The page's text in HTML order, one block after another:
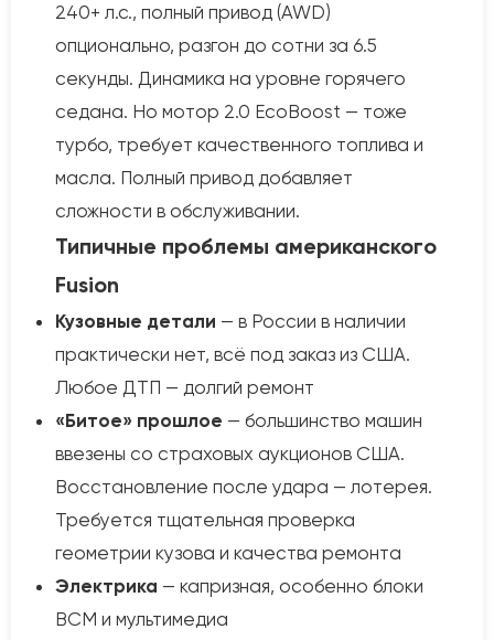
240+ л.с., полный привод (AWD)
опционально, разгон до сотни за 6.5
секунды. Динамика на уровне горячего
седана. Но мотор 2.0 EcoBoost — тоже
турбо, требует качественного топлива и
масла. Полный привод добавляет
сложности в обслуживании.
Типичные проблемы американского
Fusion
Кузовные детали — в России в наличии
практически нет, всё под заказ из США.
Любое ДТП — долгий ремонт
«Битое» прошлое — большинство машин
ввезены со страховых аукционов США.
Восстановление после удара — лотерея.
Требуется тщательная проверка
геометрии кузова и качества ремонта
Электрика — капризная, особенно блоки
BCM и мультимедиа